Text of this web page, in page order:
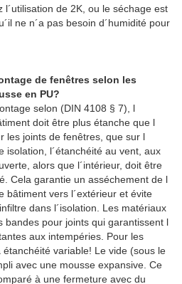
de 2K, ou le séchage est
ne n´a pas besoin d´humidité pour
de fenêtres selon les
en PU?
selon (DIN 4108 § 7), l
doit être plus étanche que l
les joints de fenêtres, que sur l
isolation, l´étanchéité au vent, aux
alors que l´intérieur, doit être
Cela garantie un asséchement de l
bâtiment vers l´extérieur et évite
dans l´isolation. Les matériaux
bandes pour joints qui garantissent l
aux intempéries. Pour les
variable! Le vide (sous le
avec une mousse expansive. Ce
à une fermeture avec du